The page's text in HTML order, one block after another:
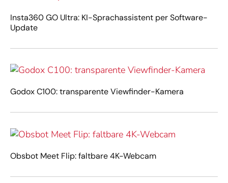
Insta360 GO Ultra: KI-Sprachassistent per Software-
Update
Godox C100: transparente Viewfinder-Kamera
Obsbot Meet Flip: faltbare 4K-Webcam